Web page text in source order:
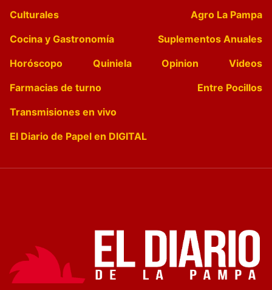
Culturales
Agro La Pampa
Cocina y Gastronomía
Suplementos Anuales
Horóscopo
Quiniela Opinion
Videos
Farmacias de turno
Entre Pocillos
Transmisiones en vivo
El Diario de Papel en DIGITAL